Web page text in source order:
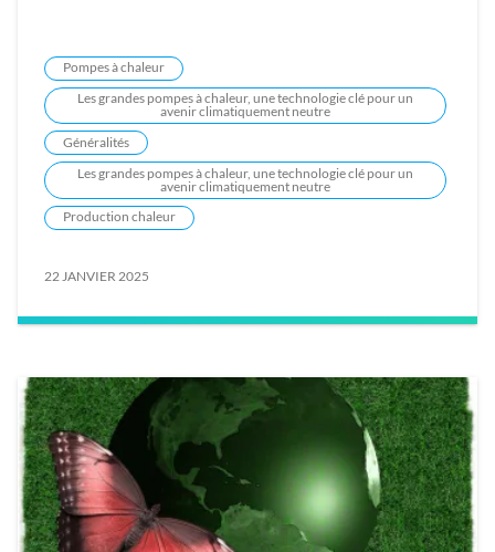
Pompes à chaleur
Les grandes pompes à chaleur, une technologie clé pour un
avenir climatiquement neutre
Généralités
Les grandes pompes à chaleur, une technologie clé pour un
avenir climatiquement neutre
Production chaleur
22 JANVIER 2025